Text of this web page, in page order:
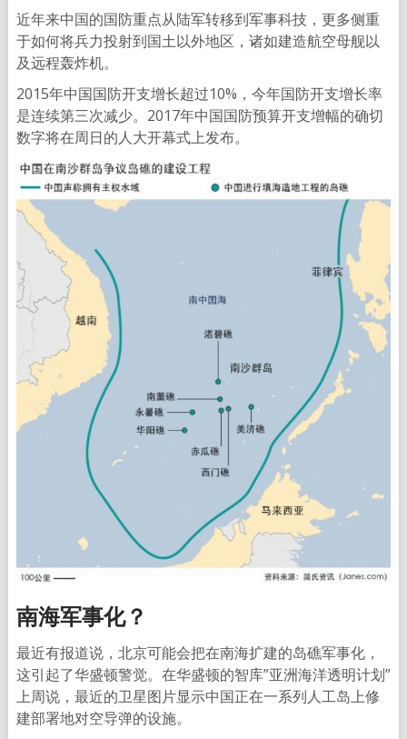
近年来中国的国防重点从陆军转移到军事科技，更多侧重
于如何将兵力投射到国土以外地区，诸如建造航空母舰以
及远程轰炸机。
2015年中国国防开支增长超过10%，今年国防开支增长率
是连续第三次减少。2017年中国国防预算开支增幅的确切
数字将在周日的人大开幕式上发布。
南海军事化？
最近有报道说，北京可能会把在南海扩建的岛礁军事化，
这引起了华盛顿警觉。在华盛顿的智库”亚洲海洋透明计划”
上周说，最近的卫星图片显示中国正在一系列人工岛上修
建部署地对空导弹的设施。